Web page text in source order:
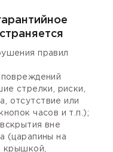
правил
повреждений
стрелки, риски,
отсутствие или
часов и т.п.);
вне
(царапины на
крышкой,